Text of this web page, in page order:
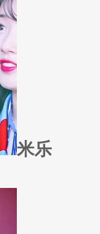
服、毛呢